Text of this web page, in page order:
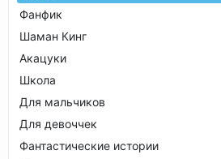
Фанфик
Шаман Кинг
Акацуки
Школа
Для мальчиков
Для девоччек
Фантастические истории